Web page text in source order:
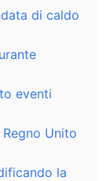
di caldo
eventi
Unito
la